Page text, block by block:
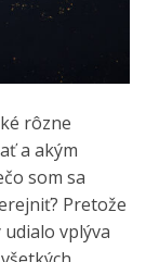
rôzne
a akým
som sa
Pretože
vplýva